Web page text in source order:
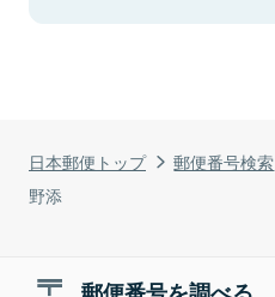
日本郵便トップ 郵便番号検索
野添